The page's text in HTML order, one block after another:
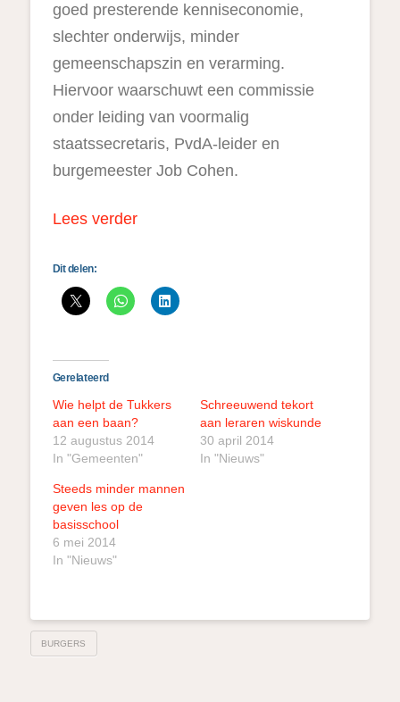
goed presterende kenniseconomie,
slechter onderwijs, minder
gemeenschapszin en verarming.
Hiervoor waarschuwt een commissie
onder leiding van voormalig
staatssecretaris, PvdA-leider en
burgemeester Job Cohen.
Lees verder
Dit delen:
Gerelateerd
Wie helpt de Tukkers
aan een baan?
12 augustus 2014
In "Gemeenten"
Schreeuwend tekort
aan leraren wiskunde
30 april 2014
In "Nieuws"
Steeds minder mannen
geven les op de
basisschool
6 mei 2014
In "Nieuws"
BURGERS